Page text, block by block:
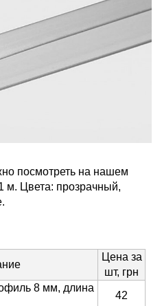
посмотреть на нашем
м. Цвета: прозрачный,
Цена за
шт, грн
8 мм, длина
42